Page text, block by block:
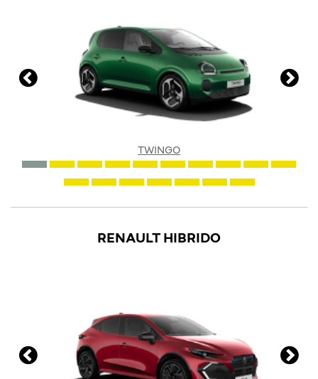
TWINGO
RENAULT HIBRIDO